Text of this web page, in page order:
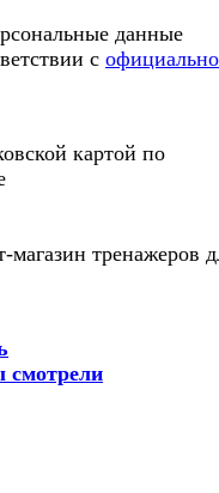
данные
с
тренажеров
смотрели